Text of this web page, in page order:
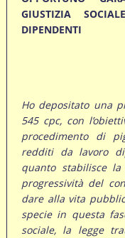
GIUSTIZIA
DIPENDENTI
Ho depositato una
545 cpc, con
procedimento di
redditi da lavoro
quanto stabilisce
progressività del
dare alla vita
specie in questa
sociale, la legge